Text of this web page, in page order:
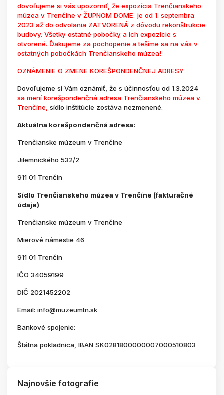
dovoľujeme si vás upozorniť, že expozícia Trenčianskeho
múzea v Trenčíne v ŽUPNOM DOME je od 1. septembra
2023 až do odvolania ZATVORENÁ z dôvodu rekonštrukcie
budovy. Všetky ostatné pobočky a ich expozície s
otvorené. Ďakujeme za pochopenie a tešíme sa na vás v
ostatných pobočkách Trenčianskeho múzea!
OZNÁMENIE O ZMENE KOREŠPONDENČNEJ ADRESY
Dovoľujeme si Vám oznámiť, že s účinnosťou od 1.3.2024
sa mení korešpondenčná adresa Trenčianskeho múzea v
Trenčíne, sídlo inštitúcie zostáva nezmenené.
Aktuálna korešpondenčná adresa:
Trenčianske múzeum v Trenčíne
Jilemnického 532/2
911 01 Trenčín
Sídlo Trenčianskeho múzea v Trenčíne (fakturačné
údaje)
Trenčianske múzeum v Trenčíne
Mierové námestie 46
911 01 Trenčín
IČO 34059199
DIČ 2021452202
Email: info@muzeumtn.sk
Bankové spojenie:
Štátna pokladnica, IBAN SK0281800000007000510803
Najnovšie fotografie